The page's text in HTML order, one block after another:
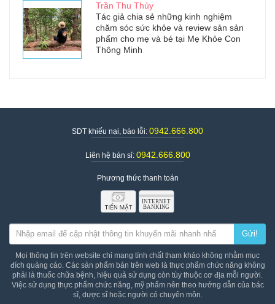
Trần Thu Thủy
Tác giả chia sẻ những kinh nghiệm
chăm sóc sức khỏe và review sản sản
phẩm cho mẹ và bé tại Mẹ Khỏe Con
Thông Minh
SDT khiếu nại, báo lỗi: 0942.666.800
Liên hệ bán sỉ: 0942.666.800
Phương thức thanh toán
Gửi!
Mọi thông tin trên website chỉ mang tính chất tham khảo không nhằm mục
đích quảng cáo. Các sản phẩm bán trên web là thực phẩm chức năng không
phải là thuốc chữa bệnh, hiệu quả sử dụng còn tùy thuộc cơ địa mỗi người.
Việc sử dụng thực phẩm chức năng, mỹ phẩm nên theo hướng dẫn của bác
sĩ, dược sĩ hoặc người có chuyên môn.